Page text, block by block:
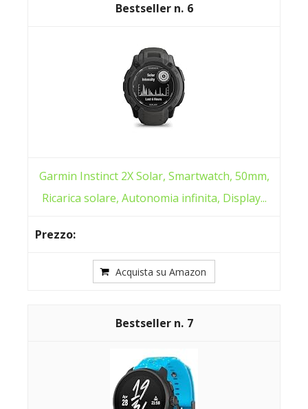
6
Garmin Instinct 2X Solar, Smartwatch, 50mm,
Ricarica solare, Autonomia infinita, Display...
Acquista su Amazon
7